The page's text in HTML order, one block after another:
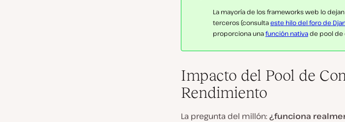
La mayoría de los frameworks web lo
terceros (consultaeste hilo del foro de
proporciona unafunción nativade pool de
Impacto del Pool de
Rendimiento
La pregunta del millón: ¿funciona